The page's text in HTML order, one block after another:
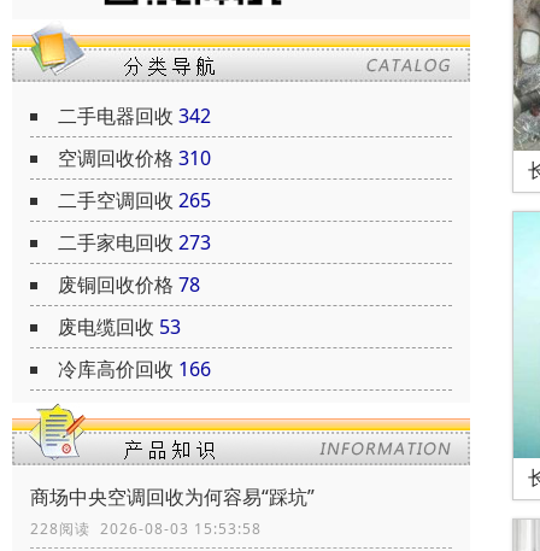
二手电器回收 342
空调回收价格 310
二手空调回收 265
二手家电回收 273
废铜回收价格 78
废电缆回收 53
冷库高价回收 166
商场中央空调回收为何容易“踩坑”
228阅读 2026-08-03 15:53:58